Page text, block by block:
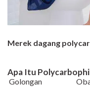
Merek dagang
Apa Itu
Golongan